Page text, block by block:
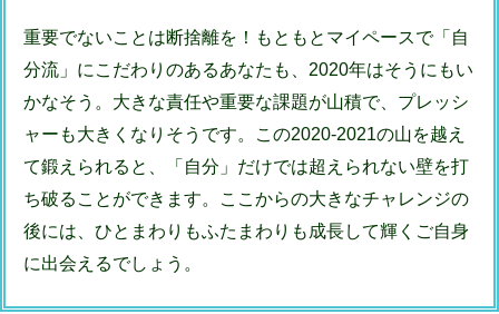
重要でないことは断捨離を！ もともとマイペースで「自
分流」にこだわりのあるあなたも、2020年はそうにもい
かなそう。 大きな責任や重要な課題が山積で、プレッシ
ャーも大きくなりそうです。
この2020-2021の山を越え
て鍛えられると、「自分」だけでは超えられない壁を打
ち破ることができます。ここからの大きなチャレンジの
後には、ひとまわりもふたまわりも成長して輝くご自身
に出会えるでしょう。